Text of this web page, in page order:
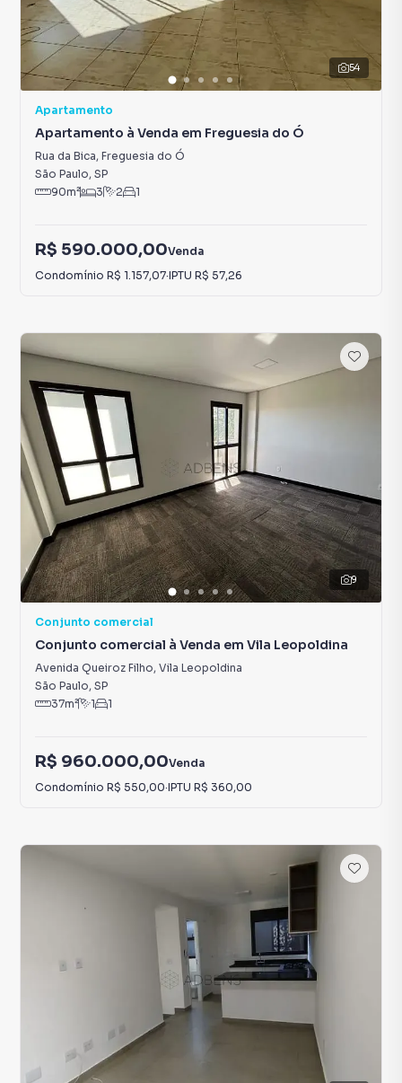
54
Apartamento
Apartamento à Venda em Freguesia do Ó
Rua da Bica, Freguesia do Ó
São Paulo, SP
90m² 3 2 1
R$ 590.000,00Venda
Condomínio R$ 1.157,07·IPTU R$ 57,26
9
Conjunto comercial
Conjunto comercial à Venda em Vila Leopoldina
Avenida Queiroz Filho, Vila Leopoldina
São Paulo, SP
37m² 1 1
R$ 960.000,00Venda
Condomínio R$ 550,00·IPTU R$ 360,00